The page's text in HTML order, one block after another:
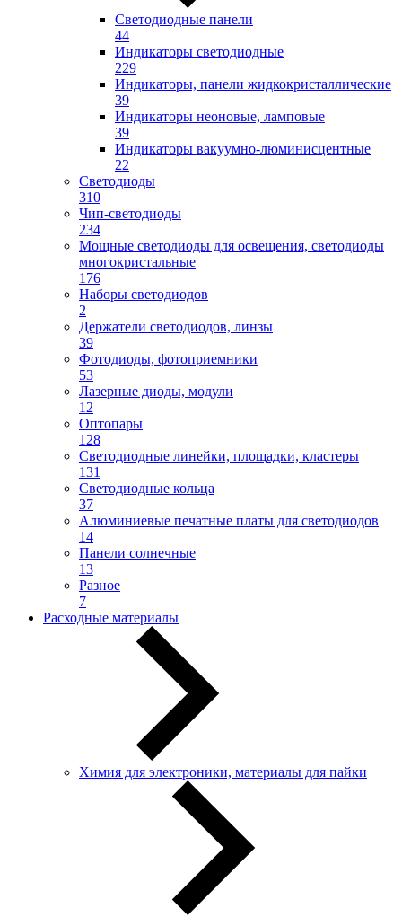
Светодиодные панели
44
Индикаторы светодиодные
229
Индикаторы, панели жидкокристаллические
39
Индикаторы неоновые, ламповые
39
Индикаторы вакуумно-люминисцентные
22
Светодиоды
310
Чип-светодиоды
234
Мощные светодиоды для освещения, светодиоды
многокристальные
176
Наборы светодиодов
2
Держатели светодиодов, линзы
39
Фотодиоды, фотоприемники
53
Лазерные диоды, модули
12
Оптопары
128
Светодиодные линейки, площадки, кластеры
131
Светодиодные кольца
37
Алюминиевые печатные платы для светодиодов
14
Панели солнечные
13
Разное
7
Расходные материалы
Химия для электроники, материалы для пайки